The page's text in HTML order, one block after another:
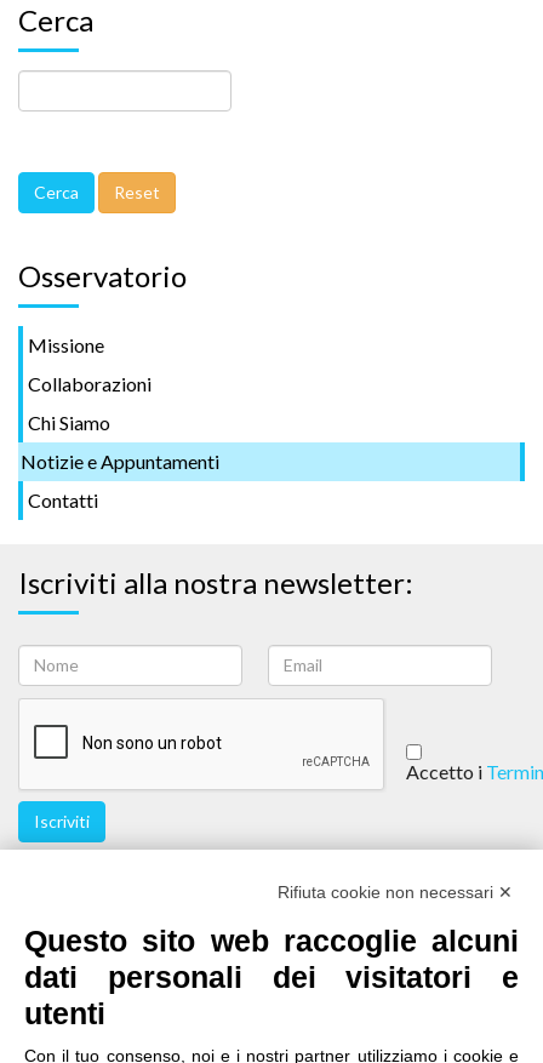
Cerca
Osservatorio
Missione
Collaborazioni
Chi Siamo
Notizie e Appuntamenti
Contatti
Iscriviti alla nostra newsletter:
Accetto i
Iscriviti
Rifiuta cookie non necessari ✕
Questo sito web raccoglie alcuni
dati personali dei visitatori e
utenti
Con il tuo consenso, noi e i nostri partner utilizziamo i cookie e